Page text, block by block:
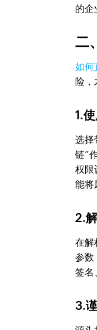
的企
二
如何
险，
1.
选择
链”
权
能将
2.
在解
参数
签名
3.